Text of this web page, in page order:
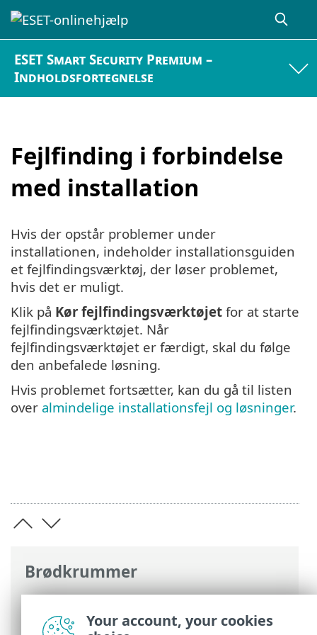
ESET Smart Security Premium –
Indholdsfortegnelse
Fejlfinding i forbindelse
med installation
Brødkrummer
ESET-onlinehjælp>ESET Smart Security
Premium
>Installation> Fejlfinding i
Hvis der opstår problemer under
installationen, indeholder installationsguiden
et fejlfindingsværktøj, der løser problemet,
hvis det er muligt.
Klik på Kør fejlfindingsværktøjet for at starte
fejlfindingsværktøjet. Når
fejlfindingsværktøjet er færdigt, skal du følge
den anbefalede løsning.
Hvis problemet fortsætter, kan du gå til listen
over almindelige installationsfejl og løsninger.
Your account, your cookies